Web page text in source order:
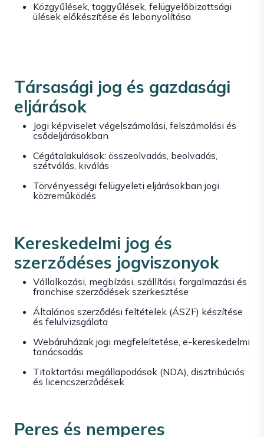
Közgyűlések, taggyűlések, felügyelőbizottsági
ülések előkészítése és lebonyolítása
Társasági jog és gazdasági
eljárások
Jogi képviselet végelszámolási, felszámolási és
csődeljárásokban
Cégátalakulások: összeolvadás, beolvadás,
szétválás, kiválás
Törvényességi felügyeleti eljárásokban jogi
közreműködés
Kereskedelmi jog és
szerződéses jogviszonyok
Vállalkozási, megbízási, szállítási, forgalmazási és
franchise szerződések szerkesztése
Általános szerződési feltételek (ÁSZF) készítése
és felülvizsgálata
Webáruházak jogi megfeleltetése, e-kereskedelmi
tanácsadás
Titoktartási megállapodások (NDA), disztribúciós
és licencszerződések
Peres és nemperes